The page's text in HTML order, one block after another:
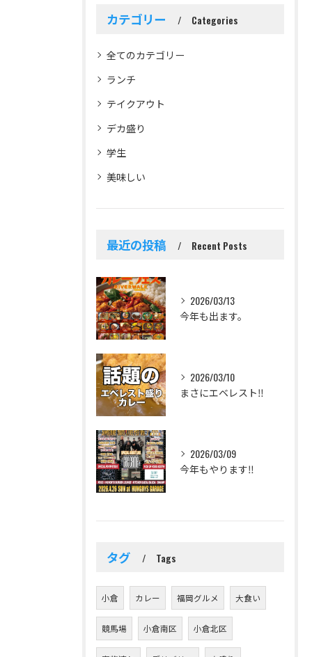
カテゴリー Categories
全てのカテゴリー
ランチ
テイクアウト
デカ盛り
学生
美味しい
最近の投稿 Recent Posts
2026/03/13
今年も出ます。
2026/03/10
まさにエベレスト‼️
2026/03/09
今年もやります‼️
タグ Tags
小倉 カレー 福岡グルメ 大食い
競馬場 小倉南区 小倉北区